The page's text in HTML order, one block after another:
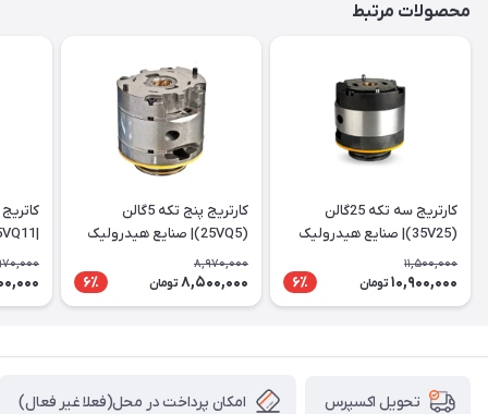
محصولات مرتبط
کارتریج سه تکه 25گالن
(35V25)| صنایع هیدرولیک
ایرانیان
11,500,000
10,900,000 تومان 6٪
کارتریج پنج تکه 5گالن
(25VQ5)| صنایع هیدرولیک
ایرانیان
8,970,000
8,500,000 تومان 6٪
|25VQ11
تحویل اکسپرس امکان پرداخت در محل(فعلا غیر فعال)